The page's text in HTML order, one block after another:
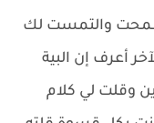
سمحت والتمست لك
أعرف إن البية
وقلت لي كلام